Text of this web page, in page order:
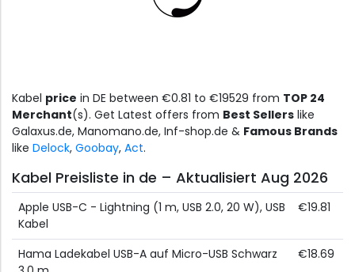
Kabel price in DE between €0.81 to €19529 from TOP 24
Merchant(s). Get Latest offers from Best Sellers like
Galaxus.de, Manomano.de, Inf-shop.de & Famous Brands
like Delock, Goobay, Act.
Kabel Preisliste in de – Aktualisiert Aug 2026
Apple USB-C - Lightning (1 m, USB 2.0, 20 W), USB
Kabel
€19.81
Hama Ladekabel USB-A auf Micro-USB Schwarz
€18.69